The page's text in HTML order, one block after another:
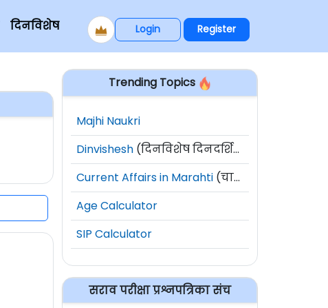
दिनविशेष Login Register
Trending Topics
Majhi Naukri
Dinvishesh (दिनविशेष दिनदर्शिका)
Current Affairs in Marahti (चालू घडामोडी)
Age Calculator
SIP Calculator
सराव परीक्षा प्रश्नपत्रिका संच